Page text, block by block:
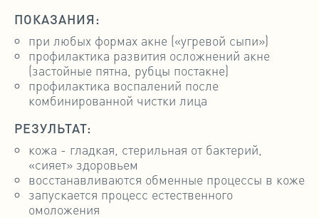
ПОКАЗАНИЯ:
при любых формах акне («угревой сыпи»)
профилактика развития осложнений акне
(застойные пятна, рубцы постакне)
профилактика воспалений после
комбинированной чистки лица
РЕЗУЛЬТАТ:
кожа - гладкая, стерильная от бактерий,
«сияет» здоровьем
восстанавливаются обменные процессы в коже
запускается процесс естественного
омоложения